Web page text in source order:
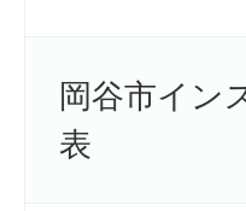
岡谷市イン
表